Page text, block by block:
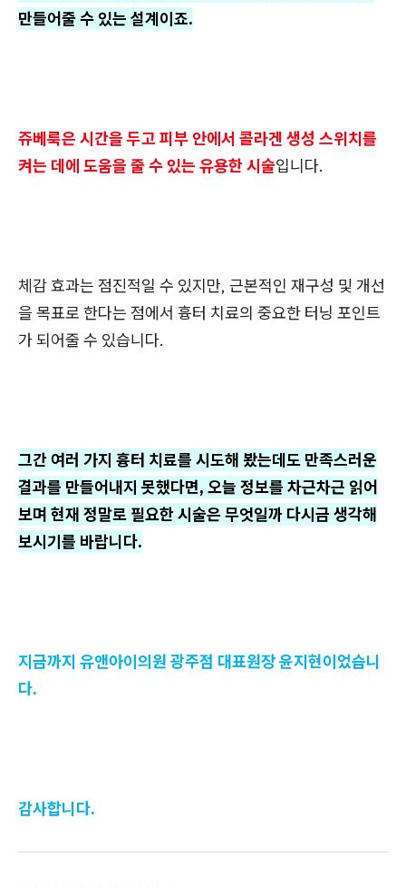
만들어줄 수 있는 설계이죠.
쥬베룩은 시간을 두고 피부 안에서 콜라겐 생성 스위치를
켜는 데에 도움을 줄 수 있는 유용한 시술입니다.
체감 효과는 점진적일 수 있지만, 근본적인 재구성 및 개선
을 목표로 한다는 점에서 흉터 치료의 중요한 터닝 포인트
가 되어줄 수 있습니다.
그간 여러 가지 흉터 치료를 시도해 봤는데도 만족스러운
결과를 만들어내지 못했다면, 오늘 정보를 차근차근 읽어
보며 현재 정말로 필요한 시술은 무엇일까 다시금 생각해
보시기를 바랍니다.
지금까지 유앤아이의원 광주점 대표원장 윤지현이었습니
다.
감사합니다.